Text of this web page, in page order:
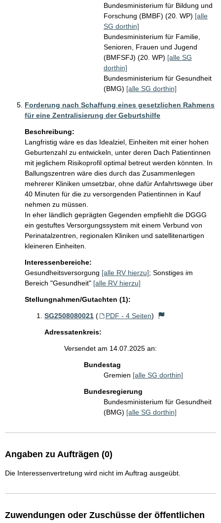
Bundesministerium für Bildung und
Forschung (BMBF) (20. WP) [alle
SG dorthin]
Bundesministerium für Familie,
Senioren, Frauen und Jugend
(BMFSFJ) (20. WP) [alle SG
dorthin]
Bundesministerium für Gesundheit
(BMG) [alle SG dorthin]
Forderung nach Schaffung eines gesetzlichen Rahmens
für eine Zentralisierung der Geburtshilfe
Beschreibung:
Langfristig wäre es das Idealziel, Einheiten mit einer hohen
Geburtenzahl zu entwickeln, unter deren Dach Patientinnen
mit jeglichem Risikoprofil optimal betreut werden könnten. In
Ballungszentren wäre dies durch das Zusammenlegen
mehrerer Kliniken umsetzbar, ohne dafür Anfahrtswege über
40 Minuten für die zu versorgenden Patientinnen in Kauf
nehmen zu müssen.
In eher ländlich geprägten Gegenden empfiehlt die DGGG
ein gestuftes Versorgungssystem mit einem Verbund von
Perinatalzentren, regionalen Kliniken und satellitenartigen
kleineren Einheiten.
Interessenbereiche:
Gesundheitsversorgung [alle RV hierzu]; Sonstiges im
Bereich "Gesundheit" [alle RV hierzu]
Stellungnahmen/Gutachten (1):
SG2508080021 ( PDF - 4 Seiten)
Adressatenkreis:
Versendet am 14.07.2025 an:
Bundestag
Gremien [alle SG dorthin]
Bundesregierung
Bundesministerium für Gesundheit
(BMG) [alle SG dorthin]
Angaben zu Aufträgen (0)
Die Interessenvertretung wird nicht im Auftrag ausgeübt.
Zuwendungen oder Zuschüsse der öffentlichen